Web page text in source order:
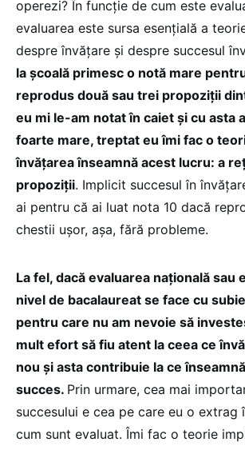
operezi? În funcție de cum este
evaluarea este sursa esențială a
despre învățare și despre succesul
la școală primesc o notă mare
reprodus două sau trei propoziții
eu mi le-am notat în caiet și cu asta
foarte mare, treptat eu îmi fac o
învățarea înseamnă acest lucru: a
propoziții. Implicit succesul în
ai pentru că ai luat nota 10 dacă
chestii ușor, așa, fără probleme.
La fel, dacă evaluarea națională sau
nivel de bacalaureat se face cu
pentru care nu am nevoie să
mult efort să fiu atent la ceea ce
nou și asta contribuie la ce
succes. Prin urmare, cea mai
succesului e cea pe care eu o extrag
cum sunt evaluat. Îmi fac o teorie